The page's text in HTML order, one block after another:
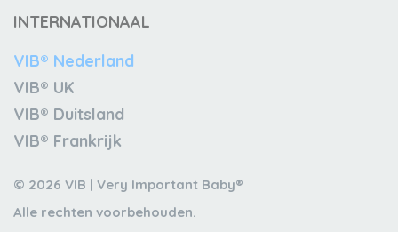
INTERNATIONAAL
VIB® Nederland
VIB® UK
VIB® Duitsland
VIB® Frankrijk
© 2026 VIB | Very Important Baby®
Alle rechten voorbehouden.